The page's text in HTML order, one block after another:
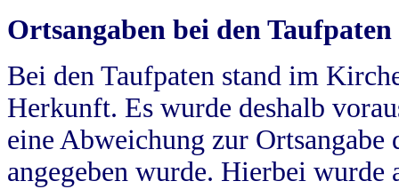
Ortsangaben bei den Taufpaten
Bei den Taufpaten stand im
Herkunft. Es wurde deshalb
eine Abweichung zur
angegeben wurde. Hierbei wurde